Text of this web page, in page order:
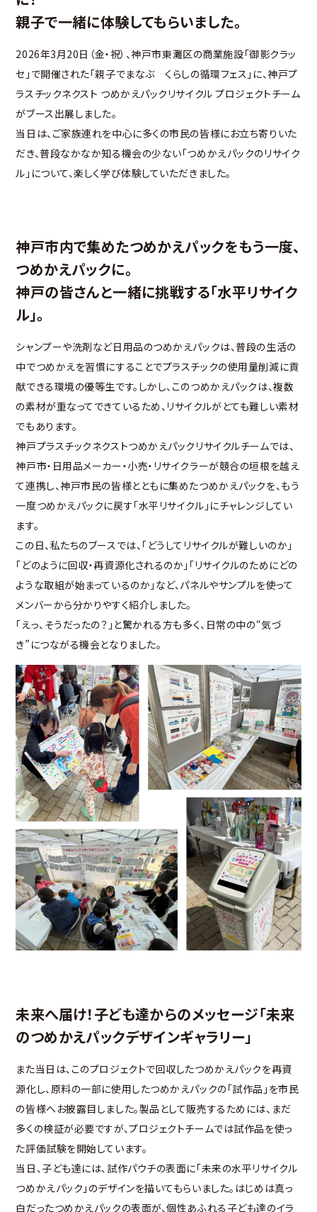
親子で一緒に体験してもらいました。
2026年3月20日（金・祝）、神戸市東灘区の商業施設「御影クラッ
セ」で開催された「親子でまなぶ くらしの循環フェス」に、神戸プ
ラスチックネクスト つめかえパックリサイクル プロジェクトチーム
がブース出展しました。
当日は、ご家族連れを中心に多くの市民の皆様にお立ち寄りいた
だき、普段なかなか知る機会の少ない「つめかえパックのリサイク
ル」について、楽しく学び体験していただきました。
神戸市内で集めたつめかえパックをもう一度、
つめかえパックに。
神戸の皆さんと一緒に挑戦する「水平リサイク
ル」。
シャンプーや洗剤など日用品のつめかえパックは、普段の生活の
中でつめかえを習慣にすることでプラスチックの使用量削減に貢
献できる環境の優等生です。しかし、このつめかえパックは、複数
の素材が重なってできているため、リサイクルがとても難しい素材
でもあります。
神戸プラスチックネクストつめかえパックリサイクルチームでは、
神戸市・日用品メーカー・小売・リサイクラーが競合の垣根を越え
て連携し、神戸市民の皆様とともに集めたつめかえパックを、もう
一度つめかえパックに戻す「水平リサイクル」にチャレンジしてい
ます。
この日、私たちのブースでは、「どうしてリサイクルが難しいのか」
「どのように回収・再資源化されるのか」「リサイクルのためにどの
ような取組が始まっているのか」など、パネルやサンプルを使って
メンバーから分かりやすく紹介しました。
「えっ、そうだったの？」と驚かれる方も多く、日常の中の“気づ
き”につながる機会となりました。
未来へ届け！子ども達からのメッセージ「未来
のつめかえパックデザインギャラリー」
また当日は、このプロジェクトで回収したつめかえパックを再資
源化し、原料の一部に使用したつめかえパックの「試作品」を市民
の皆様へお披露目しました。製品として販売するためには、まだ
多くの検証が必要ですが、プロジェクトチームでは試作品を使っ
た評価試験を開始しています。
当日、子ども達には、試作パウチの表面に「未来の水平リサイクル
つめかえパック」のデザインを描いてもらいました。はじめは真っ
白だったつめかえパックの表面が、個性あふれる子ども達のイラ